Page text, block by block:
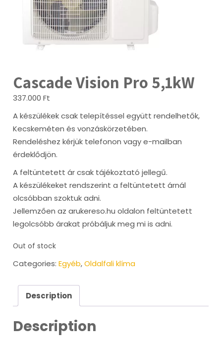
Cascade Vision Pro 5,1kW
337.000Ft
A készülékek csak telepítéssel együtt rendelhetők,
Kecskeméten és vonzáskörzetében.
Rendeléshez kérjük telefonon vagy e-mailban
érdeklődjön.
A feltüntetett ár csak tájékoztató jellegű.
A készülékeket rendszerint a feltüntetett árnál
olcsóbban szoktuk adni.
Jellemzően az arukereso.hu oldalon feltüntetett
legolcsóbb árakat próbáljuk meg mi is adni.
Out of stock
Categories:Egyéb,Oldalfali klíma
Description
Description